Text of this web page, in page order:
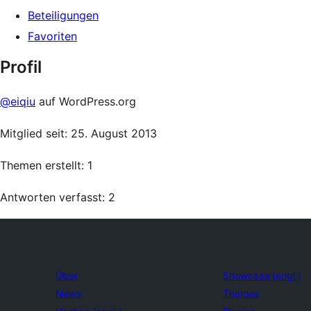
Beteiligungen
Favoriten
Profil
@eiqiu auf WordPress.org
Mitglied seit: 25. August 2013
Themen erstellt: 1
Antworten verfasst: 2
Über
News
Showcase (engl.)
Themes